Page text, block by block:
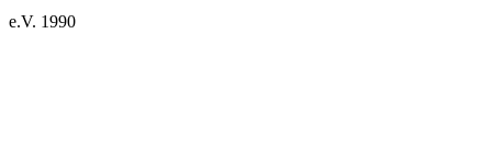
e.V. 1990